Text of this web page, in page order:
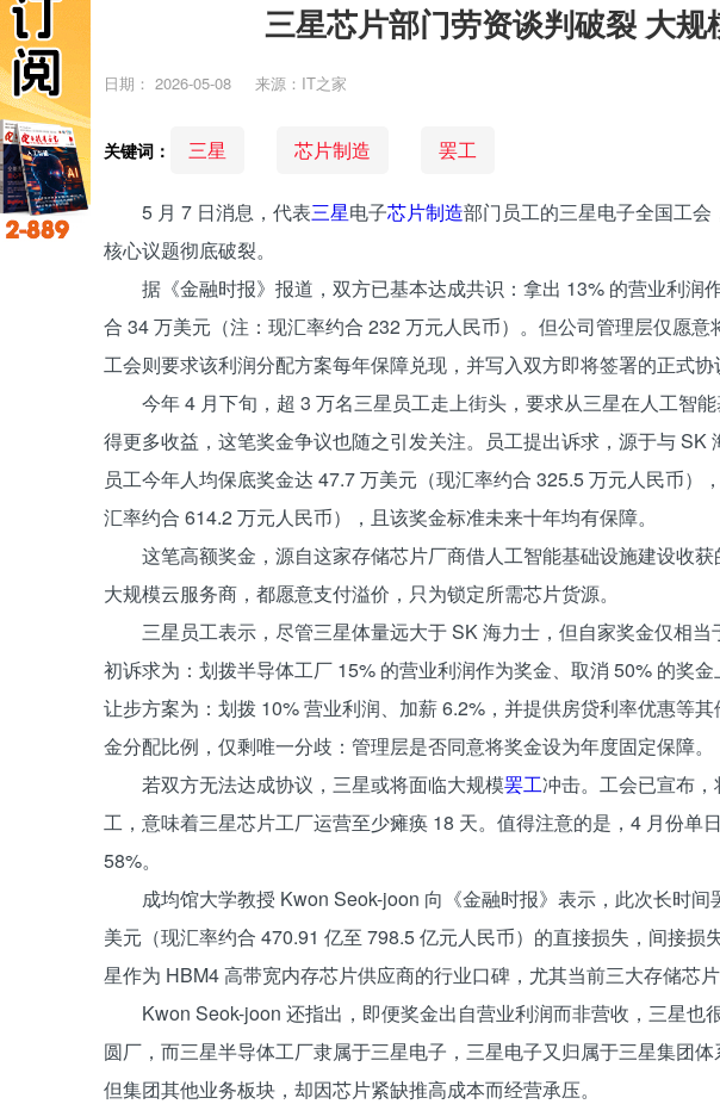
三星芯片部门劳资谈判破裂 大规
日期： 2026-05-08 来源：IT之家
关键词： 三星 芯片制造 罢工
5 月 7 日消息，代表三星电子芯片制造部门员工的三星电子全国工
核心议题彻底破裂。
据《金融时报》报道，双方已基本达成共识：拿出 13% 的营业利润
合 34 万美元（注：现汇率约合 232 万元人民币）。但公司管理层仅愿
工会则要求该利润分配方案每年保障兑现，并写入双方即将签署的正式协
今年 4 月下旬，超 3 万名三星员工走上街头，要求从三星在人工智
得更多收益，这笔奖金争议也随之引发关注。员工提出诉求，源于与 SK
员工今年人均保底奖金达 47.7 万美元（现汇率约合 325.5 万元人民币）
汇率约合 614.2 万元人民币），且该奖金标准未来十年均有保障。
这笔高额奖金，源自这家存储芯片厂商借人工智能基础设施建设收
大规模云服务商，都愿意支付溢价，只为锁定所需芯片货源。
三星员工表示，尽管三星体量远大于 SK 海力士，但自家奖金仅相
初诉求为：划拨半导体工厂 15% 的营业利润作为奖金、取消 50% 的奖
让步方案为：划拨 10% 营业利润、加薪 6.2%，并提供房贷利率优惠等
金分配比例，仅剩唯一分歧：管理层是否同意将奖金设为年度固定保障。
若双方无法达成协议，三星或将面临大规模罢工冲击。工会已宣布
工，意味着三星芯片工厂运营至少瘫痪 18 天。值得注意的是，4 月份单
58%。
成均馆大学教授 Kwon Seok-joon 向《金融时报》表示，此次长时
美元（现汇率约合 470.91 亿至 798.5 亿元人民币）的直接损失，间接损
星作为 HBM4 高带宽内存芯片供应商的行业口碑，尤其当前三大存储芯
Kwon Seok-joon 还指出，即便奖金出自营业利润而非营收，三星也
圆厂，而三星半导体工厂隶属于三星电子，三星电子又归属于三星集团
但集团其他业务板块，却因芯片紧缺推高成本而经营承压。